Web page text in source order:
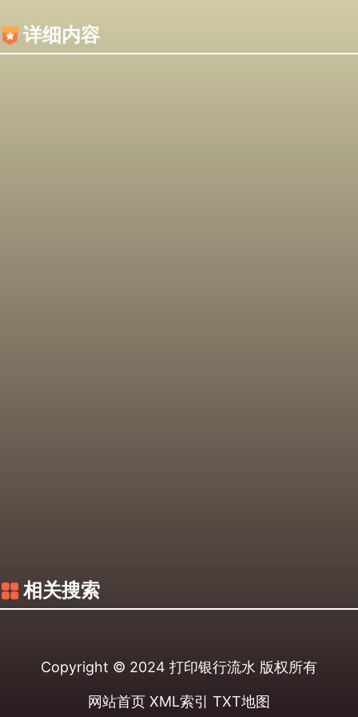
详细内容
相关搜索
Copyright © 2024 打印银行流水 版权所有
网站首页 XML索引 TXT地图